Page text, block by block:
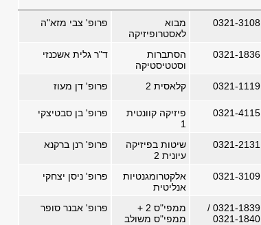
0321-3108
מבוא
לאסטרופיזיקה
פרופ' צבי מזא"ה
0321-1836
הסתברות
וסטטיסטיקה
ד"ר גלית אשכנזי
0321-1119 קלאסית 2 פרופ' דן מעוז
0321-4115
פיזיקה קוונטית
1
פרופ' בן סבטיצקי
0321-2131
שיטות בפיזיקה
עיונית 2
פרופ' רנן ברקנא
0321-3109
אלקטרומגנטיות
אנליטית
פרופ' ניסן יצחקי
0321-1839 /
0321-1840
ממפי"ס 2 +
ממפי"ס משולב
פרופ' אבנר סופר